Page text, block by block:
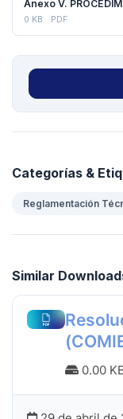
Anexo V.
0 KB PDF
Categorías &
Reglamentación
Similar
0.00